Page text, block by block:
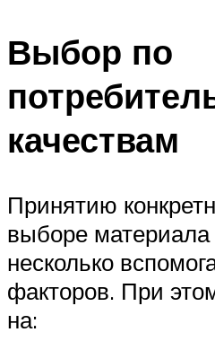
Выбор по
качествам
Принятию
выборе материала
несколько
факторов. При
на: